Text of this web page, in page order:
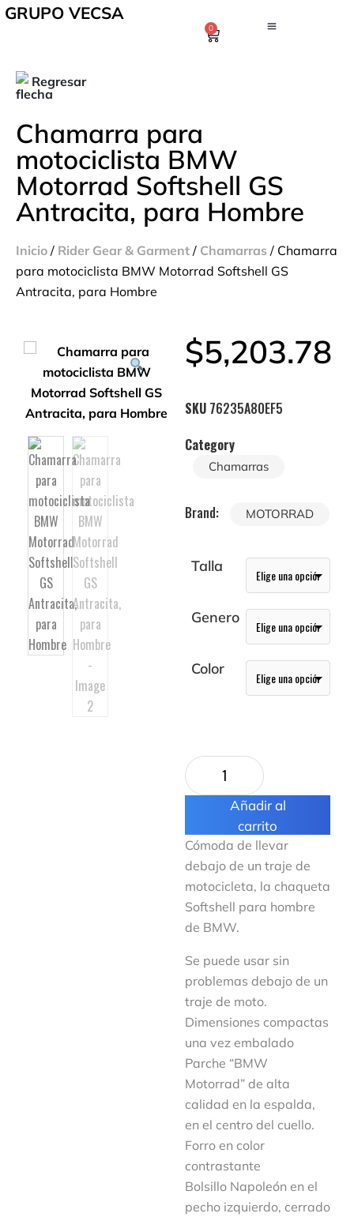
GRUPO VECSA
0
Regresar
Chamarra para
motociclista BMW
Motorrad Softshell GS
Antracita, para Hombre
Inicio / Rider Gear & Garment / Chamarras / Chamarra
para motociclista BMW Motorrad Softshell GS
Antracita, para Hombre
$5,203.78
SKU 76235A80EF5
Category
Chamarras
Brand: MOTORRAD
Talla
Genero
Color
Añadir al
carrito
Cómoda de llevar
debajo de un traje de
motocicleta, la chaqueta
Softshell para hombre
de BMW.
Se puede usar sin
problemas debajo de un
traje de moto.
Dimensiones compactas
una vez embalado
Parche “BMW
Motorrad” de alta
calidad en la espalda,
en el centro del cuello.
Forro en color
contrastante
Bolsillo Napoleón en el
pecho izquierdo, cerrado